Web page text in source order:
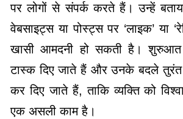
पर लोगों से संपर्क करते हैं। उन्हें
वेबसाइट्स या पोस्ट्स पर ‘लाइक’ या
खासी आमदनी हो सकती है। शुरुआत
टास्क दिए जाते हैं और उनके बदले
कर दिए जाते हैं, ताकि व्यक्ति को
एक असली काम है।